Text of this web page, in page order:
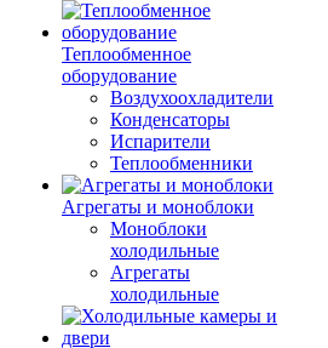
Теплообменное
оборудование
Воздухоохладители
Конденсаторы
Испарители
Теплообменники
Агрегаты и моноблоки
Моноблоки
холодильные
Агрегаты
холодильные